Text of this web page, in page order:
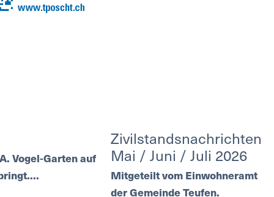
Vogel-Garten auf
Zivilstandsnachrichten
Mai / Juni / Juli 2026
Mitgeteilt vom Einwohneramt
der Gemeinde Teufen.